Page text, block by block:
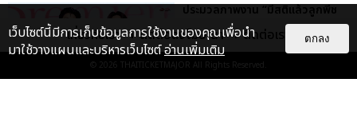
ประมวลภาพงาน “มีสติแล้วลูกพีช
PEACH AND ME PREMIERE
NIGHT” ปอนด์-ภูวินทร์ คลั่งรัก
หวา...
เกี่ยวกับเรา ติดต่อลงโฆษณา ติดต่อเรา
© 2026 THAITICKETMAJOR All Rights Reserved.
เว็บไซต์นี้มีการเก็บข้อมูลการใช้งานของคุณเพื่อนำ
มาใช้วางแผนและบริหารเว็บไซต์อ่านเพิ่มเติม
ตกลง